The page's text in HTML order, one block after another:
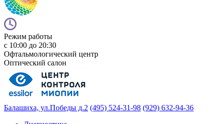
Режим работы
с 10:00 до 20:30
Офтальмологический центр
Оптический салон
Балашиха, ул.Победы д.2 (495) 524-31-98 (929) 632-94-36